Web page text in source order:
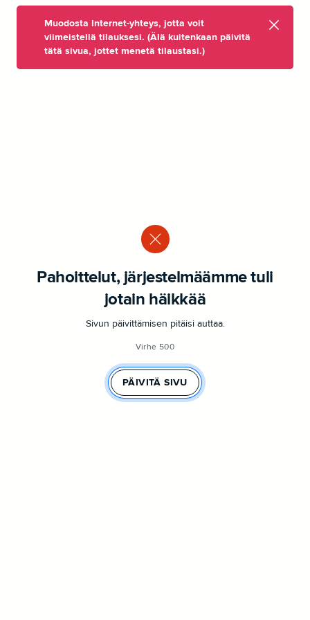
Muodosta Internet-yhteys, jotta voit
viimeistellä tilauksesi. (Älä kuitenkaan päivitä
tätä sivua, jottet menetä tilaustasi.)
Pahoittelut, järjestelmäämme tuli
jotain häikkää
Sivun päivittämisen pitäisi auttaa.
Virhe 500
PÄIVITÄ SIVU